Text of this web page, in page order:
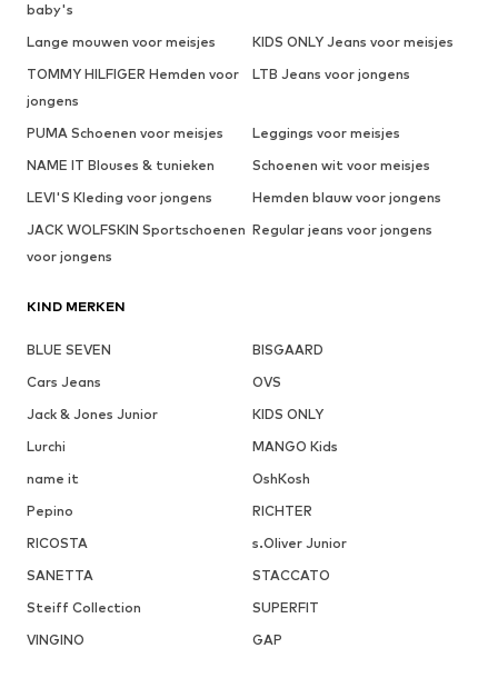
baby's
Lange mouwen voor meisjes
KIDS ONLY Jeans voor meisjes
TOMMY HILFIGER Hemden voor
jongens
LTB Jeans voor jongens
PUMA Schoenen voor meisjes
Leggings voor meisjes
NAME IT Blouses & tunieken
Schoenen wit voor meisjes
LEVI'S Kleding voor jongens
Hemden blauw voor jongens
JACK WOLFSKIN Sportschoenen
voor jongens
Regular jeans voor jongens
KIND MERKEN
BLUE SEVEN
BISGAARD
Cars Jeans
OVS
Jack & Jones Junior
KIDS ONLY
Lurchi
MANGO Kids
name it
OshKosh
Pepino
RICHTER
RICOSTA
s.Oliver Junior
SANETTA
STACCATO
Steiff Collection
SUPERFIT
VINGINO
GAP